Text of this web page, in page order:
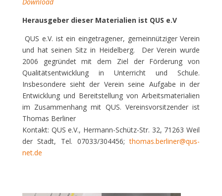
Herausgeber dieser Materialien ist QUS e.V
QUS e.V. ist ein eingetragener, gemeinnütziger Verein
und hat seinen Sitz in Heidelberg. Der Verein wurde
2006 gegründet mit dem Ziel der Förderung von
Qualitätsentwicklung in Unterricht und Schule.
Insbesondere sieht der Verein seine Aufgabe in der
Entwicklung und Bereitstellung von Arbeitsmaterialien
im Zusammenhang mit QUS. Vereinsvorsitzender ist
Thomas Berliner
Kontakt: QUS e.V., Hermann-Schütz-Str. 32, 71263 Weil
der Stadt, Tel. 07033/304456;thomas.berliner@qus-
net.de